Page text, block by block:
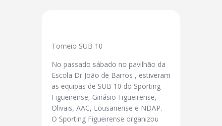
Torneio SUB 10
No passado sábado no pavilhão da
Escola Dr João de Barros , estiveram
as equipas de SUB 10 do Sporting
Figueirense, Ginásio Figueirense,
Olivais, AAC, Lousanense e NDAP.
O Sporting Figueirense organizou